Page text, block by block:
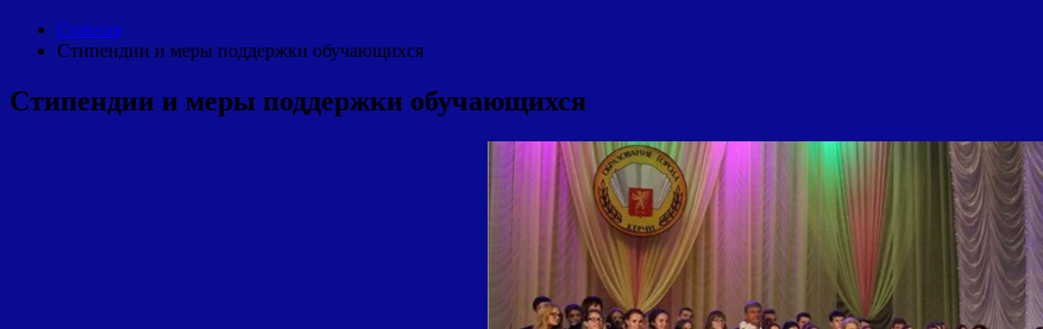
Главная
Cтипендии и меры поддержки обучающихся
Cтипендии и меры поддержки обучающихся